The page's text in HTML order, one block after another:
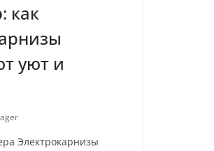
как
уют и
Электрокарнизы